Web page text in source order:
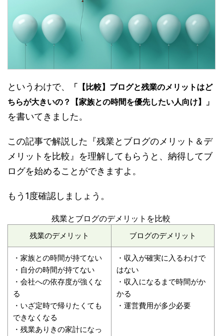
というわけで、
「【比較】ブログと残業のメリットはど
ちらが大きいの？【家族との時間を優先したい人向け】」
を書いてきました。
この記事で解説した『残業とブログのメリット＆デ
メリットを比較』を理解してもらうと、納得してブ
ログを始めることができますよ。
もう1度確認しましょう。
残業とブログのデメリットを比較
残業のデメリット ブログのデメリット
・家族との時間が持てない
・自分の時間が持てない
・会社への依存度が強くな
る
・いざ定時で帰りたくても
できなくなる
・残業ありきの家計になっ
・収入が確実に入るわけで
はない
・収入になるまで時間がか
かる
・運営費用が多少必要